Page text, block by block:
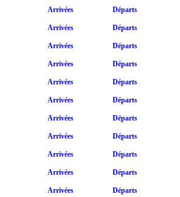
Arrivées Départs
Arrivées Départs
Arrivées Départs
Arrivées Départs
Arrivées Départs
Arrivées Départs
Arrivées Départs
Arrivées Départs
Arrivées Départs
Arrivées Départs
Arrivées Départs